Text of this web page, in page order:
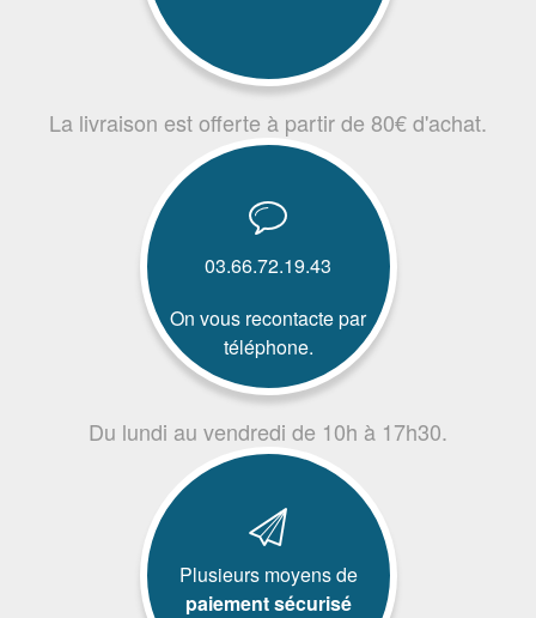
La livraison est offerte à partir de 80€ d'achat.
03.66.72.19.43
On vous recontacte par
téléphone.
Du lundi au vendredi de 10h à 17h30.
Plusieurs moyens de
paiement sécurisé